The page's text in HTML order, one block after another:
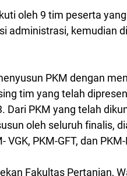
oleh 9 tim peserta
administrasi, kemudian
PKM dengan
tim yang telah
Dari PKM yang telah
oleh seluruh finalis,
VGK, PKM-GFT, dan
Fakultas Pertanian,